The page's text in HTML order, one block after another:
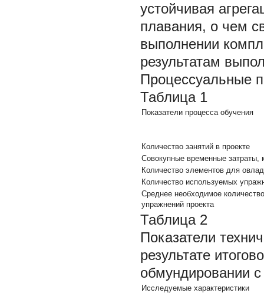
устойчивая
плавания, о чем
выполнении
результатам
Процессуальные
Таблица 1
Показатели процесса обучения
Количество занятий в проекте
Совокупные временные затраты,
Количество элементов для
Количество используемых
Среднее необходимое
упражнений проекта
Таблица 2
Показатели
результате
обмундировании
Исследуемые характеристики